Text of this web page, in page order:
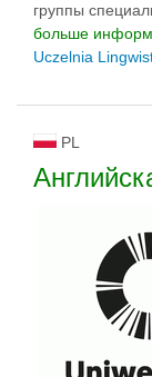
группы
больше
Uczelnia
PL